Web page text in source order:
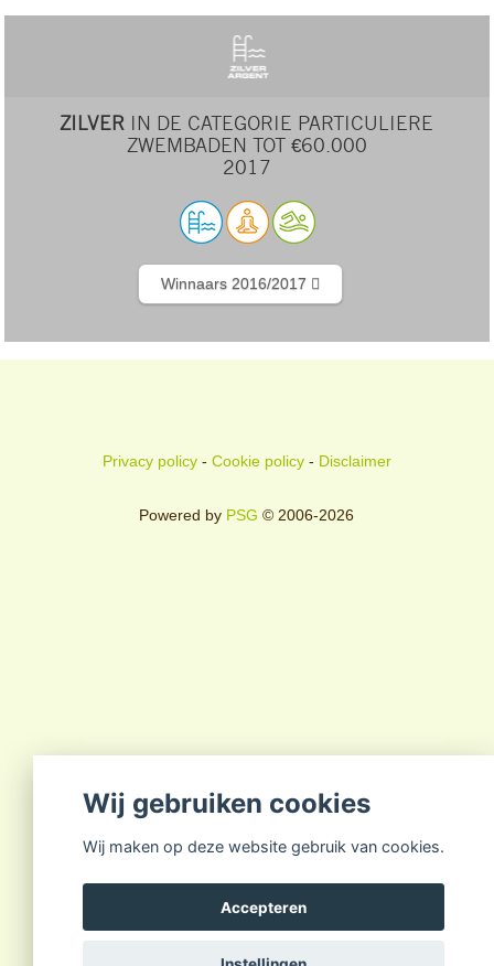
ZILVER IN DE CATEGORIE PARTICULIERE
ZWEMBADEN TOT €60.000
2017
Winnaars 2016/2017
Privacy policy- Cookie policy- Disclaimer
Powered by PSG © 2006-2026
Wij gebruiken cookies
Wij maken op deze website gebruik van cookies.
Accepteren